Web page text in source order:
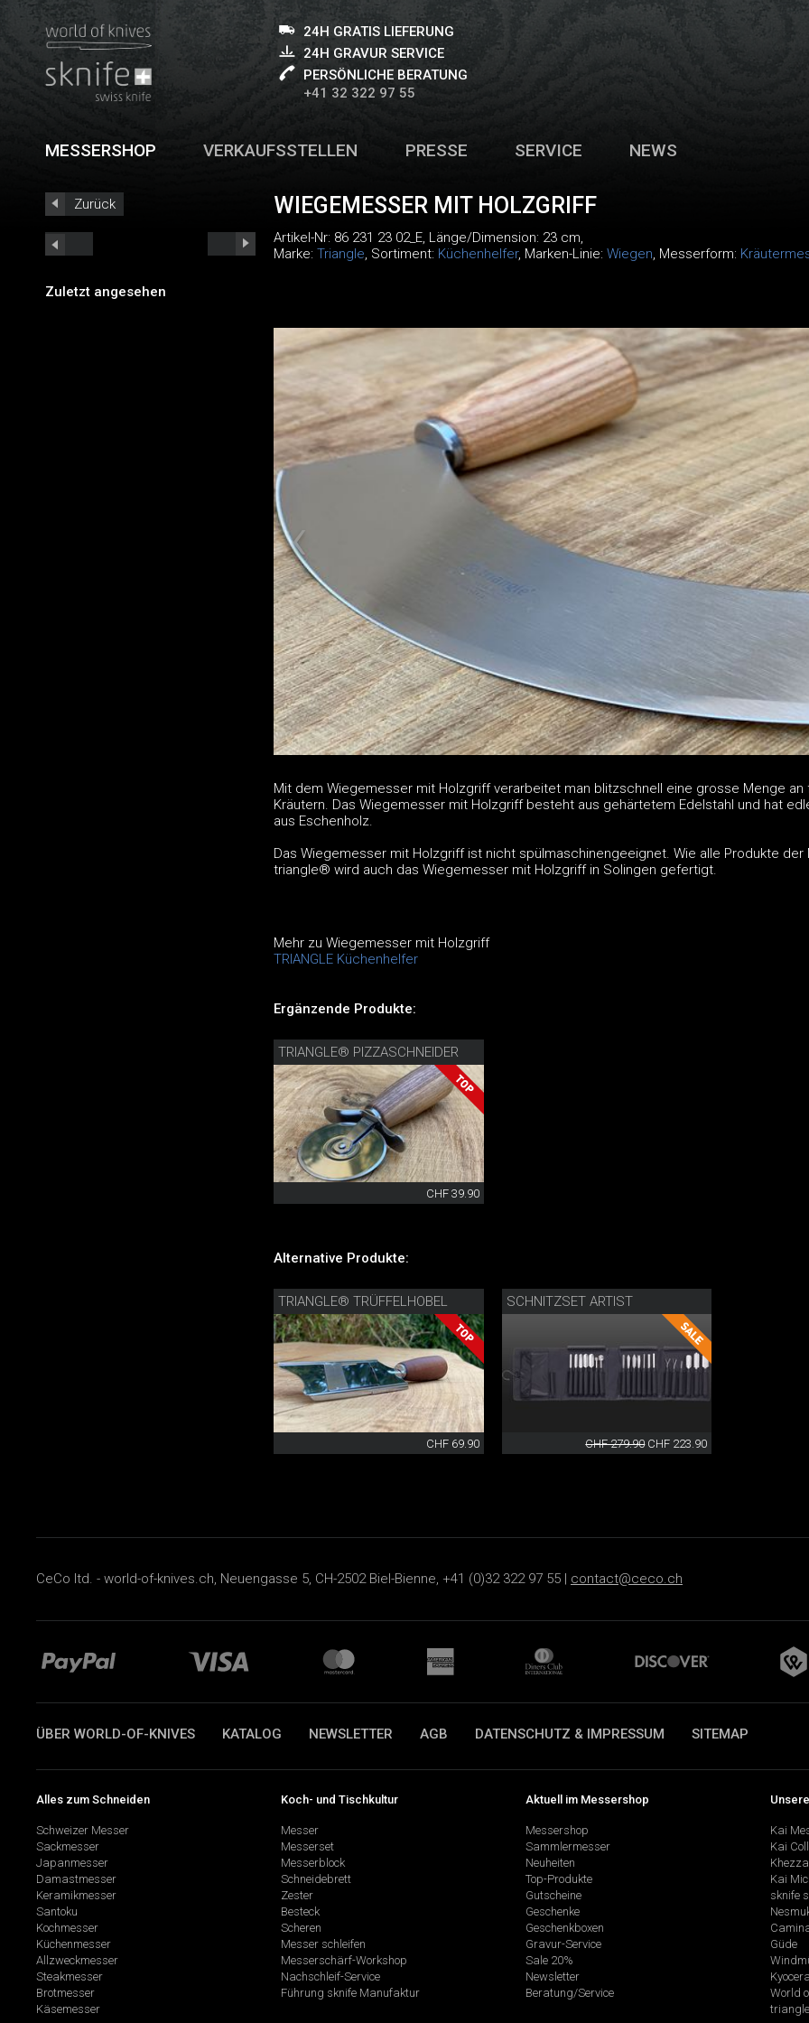
24H GRATIS LIEFERUNG
24H GRAVUR SERVICE
PERSÖNLICHE BERATUNG
+41 32 322 97 55
MESSERSHOP VERKAUFSSTELLEN PRESSE SERVICE NEWS
Zurück
Zuletzt angesehen
WIEGEMESSER MIT HOLZGRIFF
Artikel-Nr: 86 231 23 02_E, Länge/Dimension: 23 cm,
Marke: Triangle, Sortiment: Küchenhelfer, Marken-Linie: Wiegen, Messerform:
Mit dem Wiegemesser mit Holzgriff verarbeitet man blitzschnell eine grosse Menge an
Kräutern. Das Wiegemesser mit Holzgriff besteht aus gehärtetem Edelstahl und hat
aus Eschenholz.
Das Wiegemesser mit Holzgriff ist nicht spülmaschinengeeignet. Wie alle Produkte der
triangle® wird auch das Wiegemesser mit Holzgriff in Solingen gefertigt.
Mehr zu Wiegemesser mit Holzgriff
TRIANGLE Küchenhelfer
Ergänzende Produkte:
TRIANGLE® PIZZASCHNEIDER
CHF 39.90
Alternative Produkte:
TRIANGLE® TRÜFFELHOBEL
CHF 69.90
SCHNITZSET ARTIST
CHF 279.90 CHF 223.90
CeCo ltd. - world-of-knives.ch, Neuengasse 5, CH-2502 Biel-Bienne, +41 (0)32 322 97 55 | contact@ceco.ch
ÜBER WORLD-OF-KNIVES KATALOG NEWSLETTER AGB DATENSCHUTZ & IMPRESSUM SITEMAP
Alles zum Schneiden
Schweizer Messer
Sackmesser
Japanmesser
Damastmesser
Keramikmesser
Santoku
Kochmesser
Küchenmesser
Allzweckmesser
Steakmesser
Brotmesser
Käsemesser
Koch- und Tischkultur
Messer
Messerset
Messerblock
Schneidebrett
Zester
Besteck
Scheren
Messer schleifen
Messerschärf-Workshop
Nachschleif-Service
Führung sknife Manufaktur
Aktuell im Messershop
Messershop
Sammlermesser
Neuheiten
Top-Produkte
Gutscheine
Geschenke
Geschenkboxen
Gravur-Service
Sale 20%
Newsletter
Beratung/Service
Kai
Kai
Kai
sknife
Güde
Kyocera
World